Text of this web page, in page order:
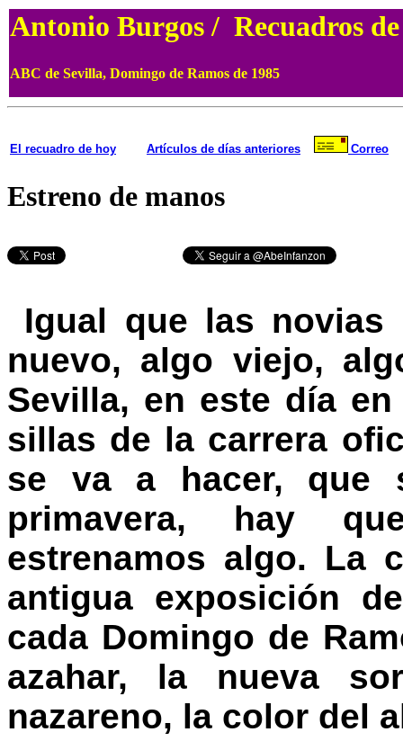
Antonio Burgos / Recuadros
ABC de Sevilla, Domingo de Ramos de 1985
El recuadro de hoy Artículos de días anteriores Correo
Estreno de manos
Igual que las
nuevo, algo viejo,
Sevilla, en este día
sillas de la carrera
se va a hacer, que
primavera, hay
estrenamos algo. La
antigua exposición
cada Domingo de
azahar, la nueva
nazareno, la color del